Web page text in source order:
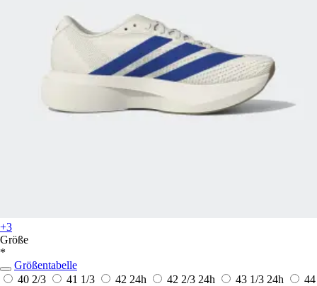
+3
Größe
*
Größentabelle
40 2/3
41 1/3 42 24h 42 2/3 24h 43 1/3 24h
44